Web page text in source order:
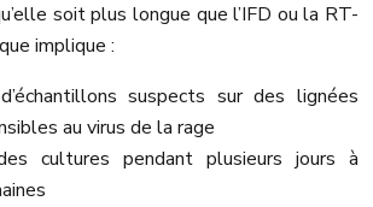
soit plus longue que l’IFD ou la RT-
implique :
d’échantillons suspects sur des lignées
au virus de la rage
des cultures pendant plusieurs jours à